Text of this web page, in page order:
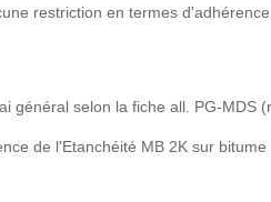
restriction en termes
général selon la fiche all. PG-MDS
de l'Etanchéité MB 2K sur bitume